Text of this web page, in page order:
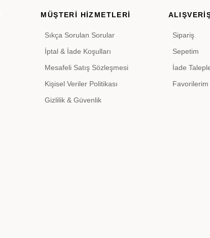
MÜŞTERİ HİZMETLERİ
Sıkça Sorulan Sorular
İptal & İade Koşulları
Mesafeli Satış Sözleşmesi
Kişisel Veriler Politikası
Gizlilik & Güvenlik
Sipariş
Sepetim
İade
Favorilerim